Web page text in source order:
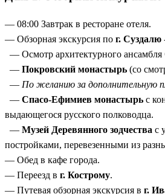
— 08:00 Завтрак в ресторане отеля.
— Обзорная экскурсия по г. Суздалю
— Осмотр архитектурного ансамбля
— Покровский монастырь (со
— По желанию за дополнительную
— Спасо-Ефимиев монастырь с
выдающегося русского полководца.
— Музей Деревянного зодчества с
постройками, перевезенными из
— Обед в кафе города.
— Переезд в г. Кострому.
— Путевая обзорная экскурсия в г.